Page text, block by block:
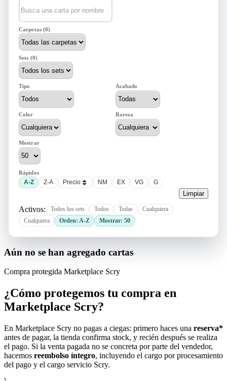
Carpetas (0)
Sets (0)
Tipo Acabado
Color Rareza
Mostrar
Rápidos
A-Z Z-A Precio NM EX VG G
Limpiar
Activos: Todos los sets Todos Todas
Cualquiera
Cualquiera
Orden: A-Z Mostrar: 50
Aún no se han agregado cartas
Compra protegida Marketplace Scry
¿Cómo protegemos tu compra en
Marketplace Scry?
En Marketplace Scry no pagas a ciegas: primero haces una reserva*
antes de pagar, la tienda confirma stock, y recién después se realiza
el pago. Si la venta pagada no se concreta por parte del vendedor,
hacemos reembolso íntegro, incluyendo el cargo por procesamiento
del pago y el cargo servicio Scry.